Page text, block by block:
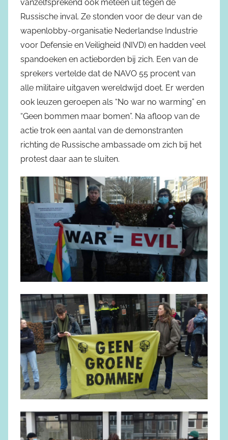
vanzelfsprekend ook meteen uit tegen de
Russische inval. Ze stonden voor de deur van de
wapenlobby-organisatie Nederlandse Industrie
voor Defensie en Veiligheid (NIVD) en hadden veel
spandoeken en actieborden bij zich. Een van de
sprekers vertelde dat de NAVO 55 procent van
alle militaire uitgaven wereldwijd doet. Er werden
ook leuzen geroepen als “No war no warming” en
“Geen bommen maar bomen”. Na afloop van de
actie trok een aantal van de demonstranten
richting de Russische ambassade om zich bij het
protest daar aan te sluiten.